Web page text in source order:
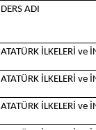
DERS ADI
ATATÜRK İLKELERİ ve
ATATÜRK İLKELERİ ve
ATATÜRK İLKELERİ ve